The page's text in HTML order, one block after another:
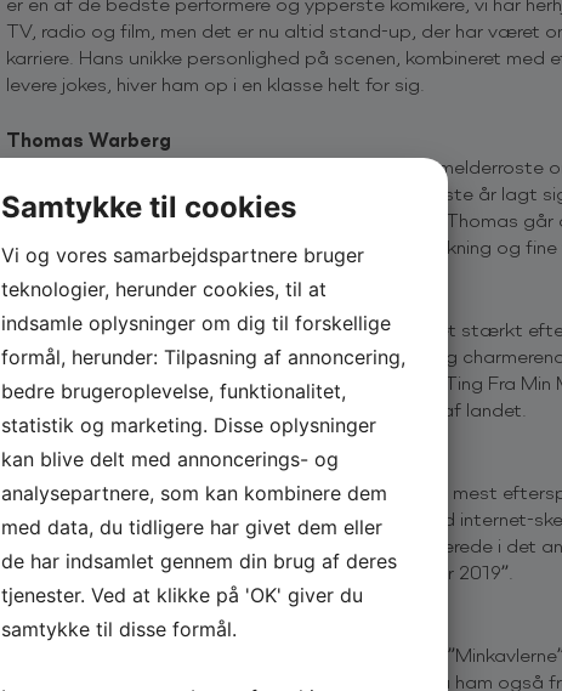
TV, radio og film, men det er nu altid stand-up, der har været
karriere. Hans unikke personlighed på scenen, kombineret
levere jokes, hiver ham op i en klasse helt for sig.
Thomas Warberg
har i efteråret 2019 været landet rundt med sit anmelderroste
overskud & andre lorteord”. Warberg har i de seneste år lagt
absolut skarpeste og teknisk overlegne komikere. Thomas
comedy’ens sjæl: Det latterligt sjove – uden indpakning og fine
Ruben Søltoft
og hans unikke og finurligt komiske talent har været stærkt
på den danske stand-up scene. Den talentfulde og
med hele to one-man shows. Hans seneste show ”Ting Fra
billetter og har trukket fulde huse over det meste af landet.
Mark Le Fêvre
har på rekordtid etableret sig som en af Danmarks mest
landfænomen, da han kickstartede sin karriere med internet-
sig om sine præstationer på scenen, hvilket kulminerede i det
der landede ham en nominering som “Årets Komiker 2019”.
Kasper Gross
er aktuel med den anmelderroste TV2 ZULU-serie
med kollegaen Jonas Mogensen. Måske kender du ham også
Samtykke til cookies
Vi og vores samarbejdspartnere bruger
teknologier, herunder cookies, til at
indsamle oplysninger om dig til forskellige
formål, herunder: Tilpasning af annoncering,
bedre brugeroplevelse, funktionalitet,
statistik og marketing. Disse oplysninger
kan blive delt med annoncerings- og
analysepartnere, som kan kombinere dem
med data, du tidligere har givet dem eller
de har indsamlet gennem din brug af deres
tjenester. Ved at klikke på 'OK' giver du
samtykke til disse formål.